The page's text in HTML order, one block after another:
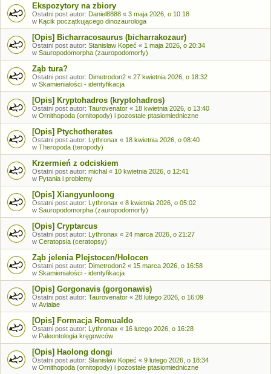
Ekspozytory na zbiory
Ostatni post autor: Daniel8888 « 3 maja 2026, o 10:18
w Kącik początkującego dinozaurologa
[Opis] Bicharracosaurus (bicharrakozaur)
Ostatni post autor: Stanisław Kopeć « 1 maja 2026, o 20:34
w Sauropodomorpha (zauropodomorfy)
Ząb tura?
Ostatni post autor: Dimetrodon2 « 27 kwietnia 2026, o 18:32
w Skamieniałości - identyfikacja
[Opis] Kryptohadros (kryptohadros)
Ostatni post autor: Taurovenator « 18 kwietnia 2026, o 13:40
w Ornithopoda (ornitopody) i pozostałe ptasiomiedniczne
[Opis] Ptychotherates
Ostatni post autor: Lythronax « 18 kwietnia 2026, o 08:40
w Theropoda (teropody)
Krzermień z odciskiem
Ostatni post autor: michal « 10 kwietnia 2026, o 12:41
w Pytania i problemy
[Opis] Xiangyunloong
Ostatni post autor: Lythronax « 8 kwietnia 2026, o 05:02
w Sauropodomorpha (zauropodomorfy)
[Opis] Cryptarcus
Ostatni post autor: Lythronax « 24 marca 2026, o 21:27
w Ceratopsia (ceratopsy)
Ząb jelenia Plejstocen/Holocen
Ostatni post autor: Dimetrodon2 « 15 marca 2026, o 16:58
w Skamieniałości - identyfikacja
[Opis] Gorgonavis (gorgonawis)
Ostatni post autor: Taurovenator « 28 lutego 2026, o 16:09
w Avialae
[Opis] Formacja Romualdo
Ostatni post autor: Lythronax « 16 lutego 2026, o 16:28
w Paleontologia kręgowców
[Opis] Haolong dongi
Ostatni post autor: Stanisław Kopeć « 9 lutego 2026, o 18:34
w Ornithopoda (ornitopody) i pozostałe ptasiomiedniczne